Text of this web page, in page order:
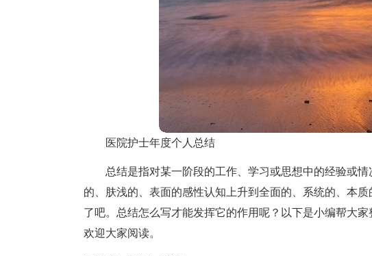
医院护士年度个人总结
总结是指对某一阶段的工作、学习或思想中的经验或
的、肤浅的、表面的感性认知上升到全面的、系统的、本
了吧。总结怎么写才能发挥它的作用呢？以下是小编帮大
欢迎大家阅读。